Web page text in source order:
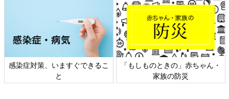
感染症対策、いますぐできるこ
と
「もしものときの」赤ちゃん・
家族の防災